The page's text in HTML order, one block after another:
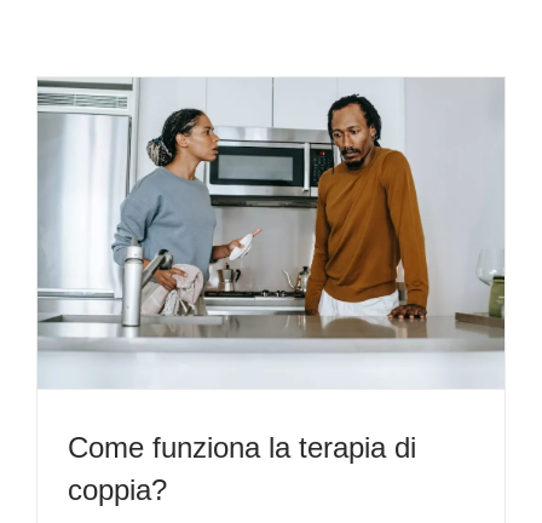
Come funziona la terapia di
coppia?